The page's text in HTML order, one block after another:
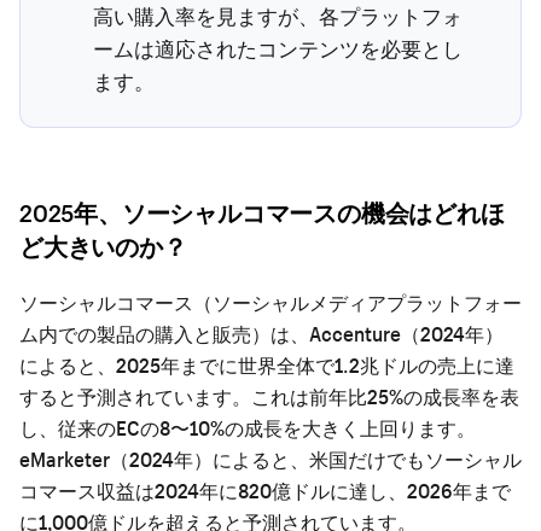
高い購入率を見ますが、各プラットフォ
ームは適応されたコンテンツを必要とし
ます。
2025年、ソーシャルコマースの機会はどれほ
ど大きいのか？
ソーシャルコマース（ソーシャルメディアプラットフォー
ム内での製品の購入と販売）は、Accenture（2024年）
によると、2025年までに世界全体で1.2兆ドルの売上に達
すると予測されています。これは前年比25%の成長率を表
し、従来のECの8〜10%の成長を大きく上回ります。
eMarketer（2024年）によると、米国だけでもソーシャル
コマース収益は2024年に820億ドルに達し、2026年まで
に1,000億ドルを超えると予測されています。